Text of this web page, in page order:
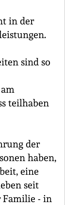
in der
sind so
teilhaben
der
haben,
eine
seit
Familie - in